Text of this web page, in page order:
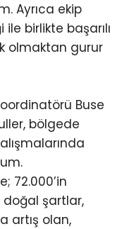
Ayrıca ekip
birlikte başarılı
olmaktan gurur
Buse
bölgede
72.000’in
doğal şartlar,
artış olan,